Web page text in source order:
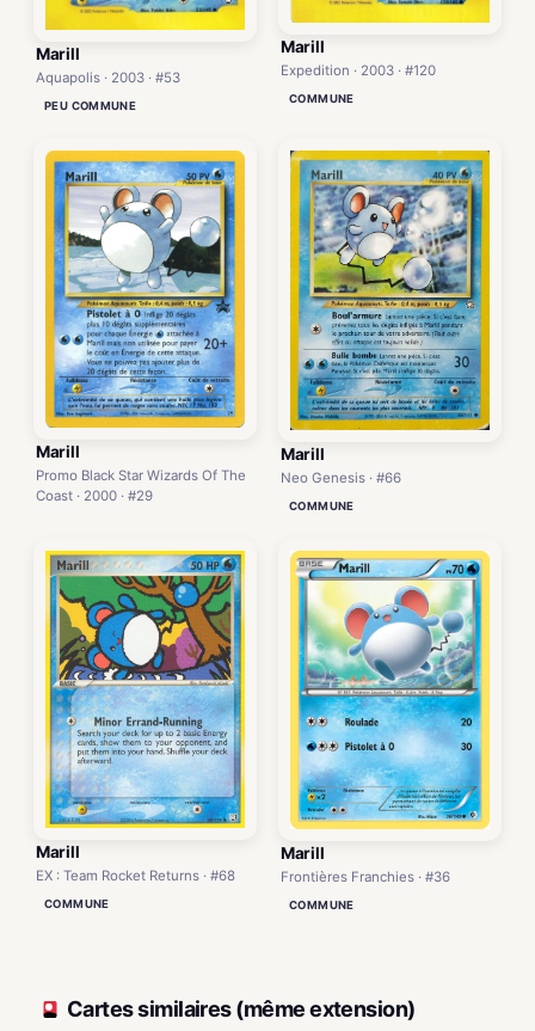
Marill
Aquapolis · 2003 · #53
PEU COMMUNE
Marill
Expedition · 2003 · #120
COMMUNE
Marill
Promo Black Star Wizards Of The
Coast · 2000 · #29
Marill
Neo Genesis · #66
COMMUNE
Marill
EX : Team Rocket Returns · #68
COMMUNE
Marill
Frontières Franchies · #36
COMMUNE
Cartes similaires (même extension)